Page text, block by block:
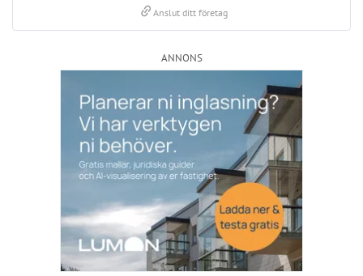
linkAnslut ditt företag
ANNONS